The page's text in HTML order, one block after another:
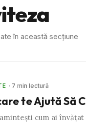
în această secțiune
· 7 min lectură
te Ajută Să
cum ai